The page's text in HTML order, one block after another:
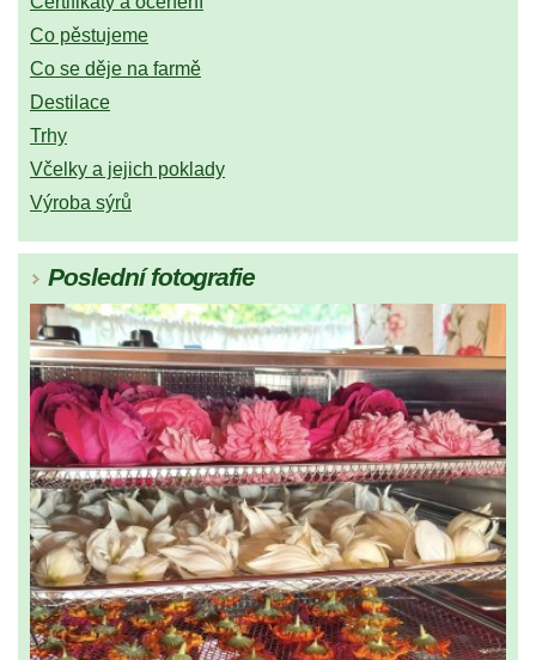
Co pěstujeme
Co se děje na farmě
Destilace
Trhy
Včelky a jejich poklady
Výroba sýrů
Poslední fotografie